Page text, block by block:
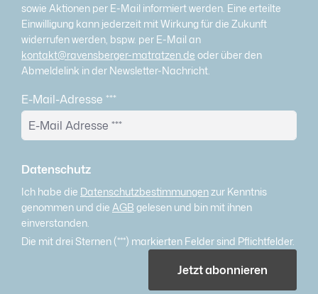
sowie Aktionen per E-Mail informiert werden. Eine erteilte
Einwilligung kann jederzeit mit Wirkung für die Zukunft
widerrufen werden, bspw. per E-Mail an
kontakt@ravensberger-matratzen.de oder über den
Abmeldelink in der Newsletter-Nachricht.
E-Mail-Adresse ***
Datenschutz
Ich habe die Datenschutzbestimmungenzur Kenntnis
genommen und die AGB gelesen und bin mit ihnen
einverstanden.
Die mit drei Sternen (***) markierten Felder sind Pflichtfelder.
Jetzt abonnieren